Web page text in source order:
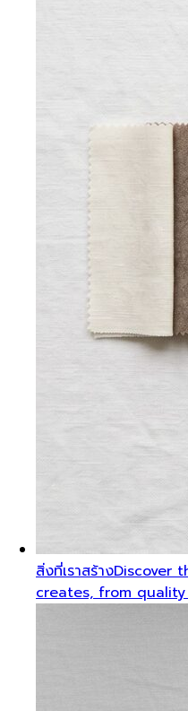
สิ่งที่เราสร้างDiscover
creates, from